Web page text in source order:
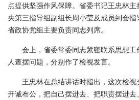
点提供坚强作风保障。省委书记王忠林
央第三指导组副组长周小莹及成员到会指
省政协党组主要负责同志列席。
会上，省委常委同志紧密联系思想
人查摆问题，分别作了检视发言。
王忠林在总结讲话时指出，这次检视
开诚布公，把自己摆进去、把职责摆进